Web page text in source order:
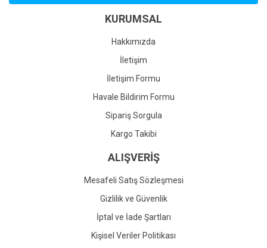
Ürün bilgilerinde hatalar bulunuyor.
Ürün fiyatı diğer sitelerden daha pahalı.
Gönder
KURUMSAL
Hakkımızda
İletişim
İletişim Formu
Havale Bildirim Formu
Sipariş Sorgula
Kargo Takibi
ALIŞVERİŞ
Mesafeli Satış Sözleşmesi
Gizlilik ve Güvenlik
İptal ve İade Şartları
Kişisel Veriler Politikası